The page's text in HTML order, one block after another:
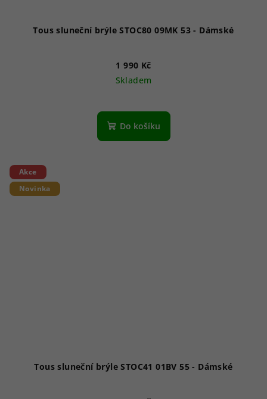
Tous sluneční brýle STOC80 09MK 53 - Dámské
1 990 Kč
Skladem
Do košíku
Akce
Novinka
Tous sluneční brýle STOC41 01BV 55 - Dámské